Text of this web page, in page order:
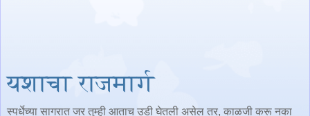
यशाचा राजमार्ग
स्पर्धेच्या सागरात जर तुम्ही आताच उडी घेतली असेल तर, काळजी करू नका